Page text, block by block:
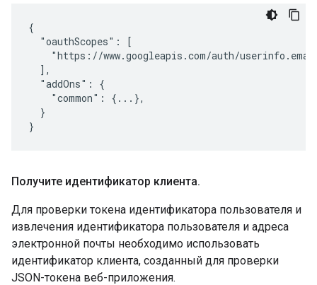
{
  "oauthScopes": [
"https://www.googleapis.com/auth/
  ],
  "addOns": {
    "common": {...},
  }
}
Получите идентификатор клиента.
Для проверки токена идентификатора пользователя и
извлечения идентификатора пользователя и адреса
электронной почты необходимо использовать
идентификатор клиента, созданный для проверки
JSON-токена веб-приложения.